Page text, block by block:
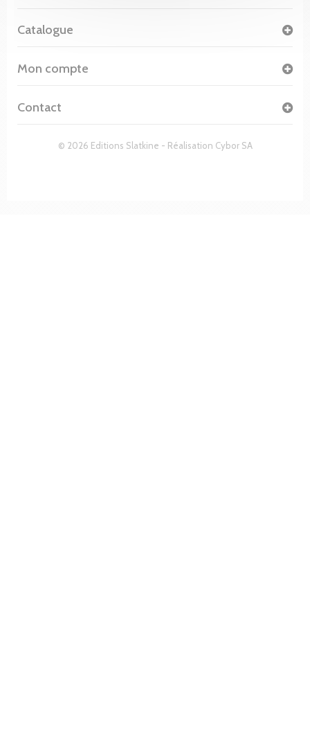
© 2026 Editions Slatkine - Réalisation Cybor SA
Catalogue
Mon compte
Contact